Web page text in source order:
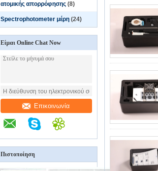
ατομικής απορρόφησης (8)
Spectrophotometer μέρη (24)
Είμαι Online Chat Now
Επικοινωνία
Πιστοποίηση